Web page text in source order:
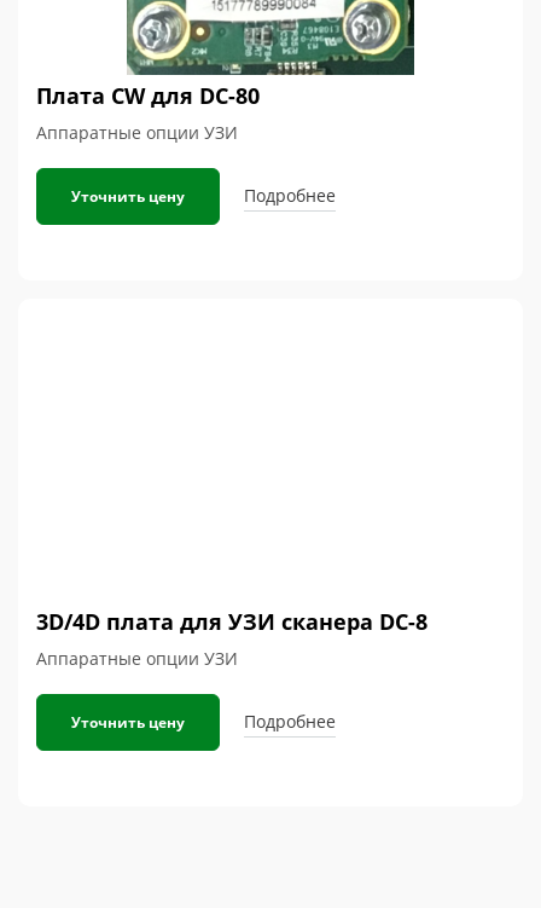
Плата CW для DC-80
Аппаратные опции УЗИ
Уточнить цену Подробнее
3D/4D плата для УЗИ сканера DC-8
Аппаратные опции УЗИ
Уточнить цену Подробнее